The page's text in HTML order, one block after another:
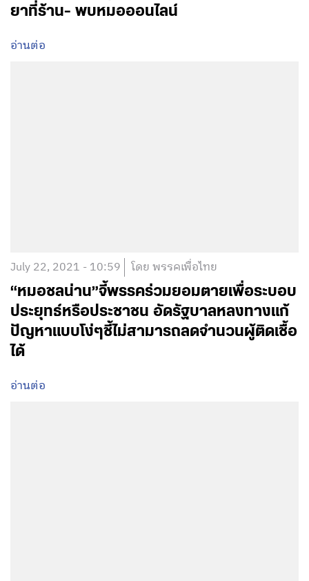
ยาที่ร้าน- พบหมอออนไลน์
อ่านต่อ
July 22, 2021 - 10:59 โดย พรรคเพื่อไทย
“หมอชลน่าน”จี้พรรคร่วมยอมตายเพื่อระบอบ
ประยุทธ์หรือประชาชน อัดรัฐบาลหลงทางแก้
ปัญหาแบบโง่ๆชี้ไม่สามารถลดจำนวนผู้ติดเชื้อ
ได้
อ่านต่อ